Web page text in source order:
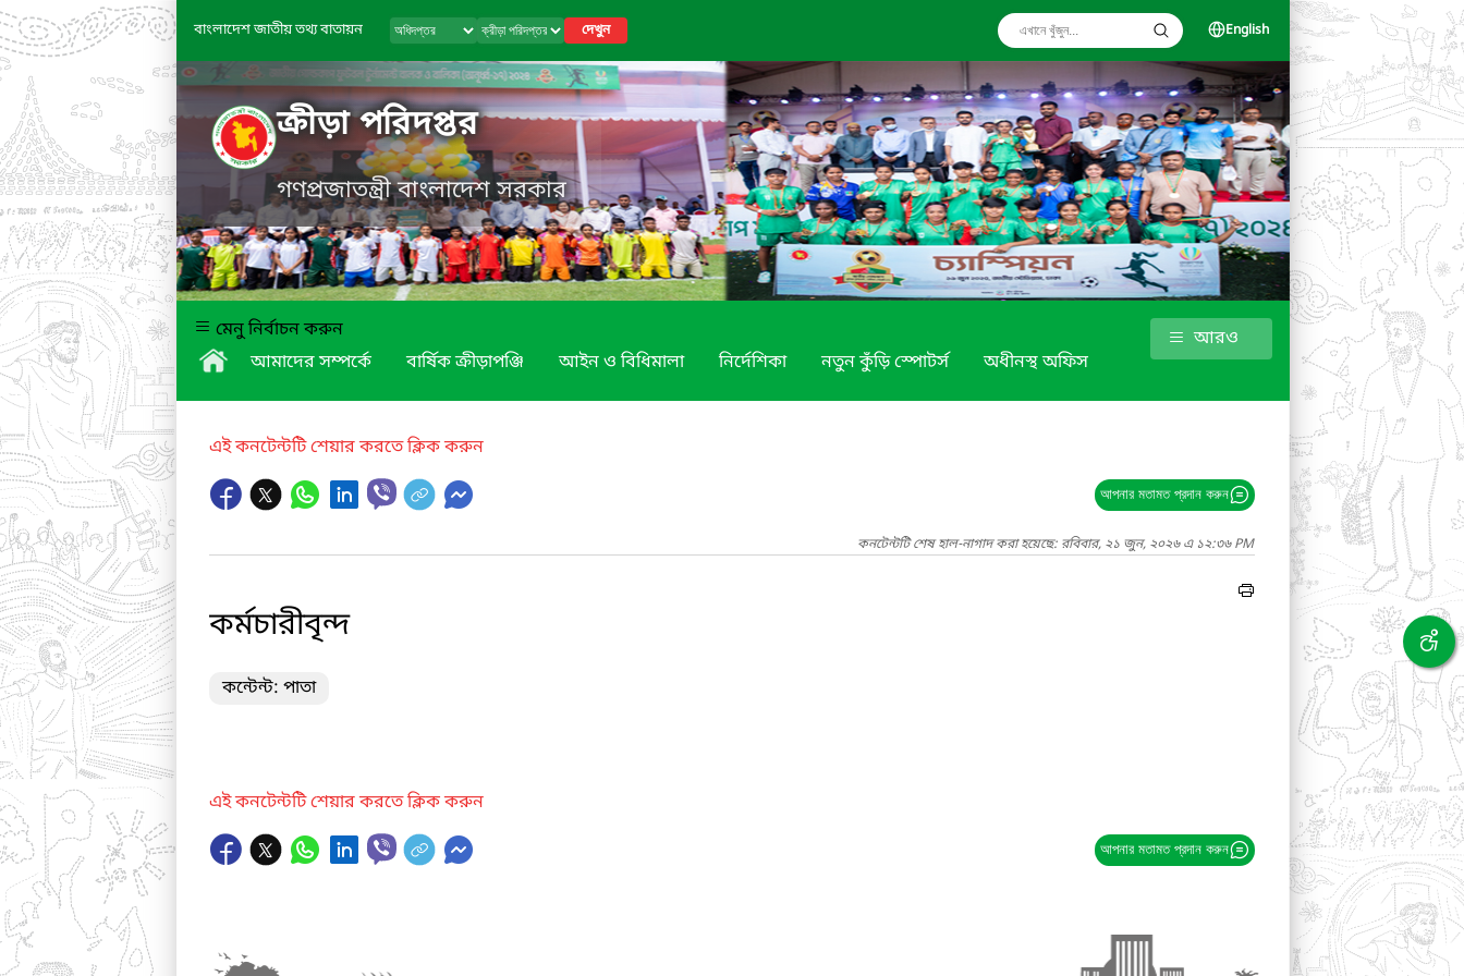
বাংলাদেশ জাতীয় তথ্য বাতায়ন দেখুন English
ক্রীড়া পরিদপ্তর
গণপ্রজাতন্ত্রী বাংলাদেশ সরকার
মেনু নির্বাচন করুন
আমাদের সম্পর্কে
বার্ষিক ক্রীড়াপঞ্জি আইন ও বিধিমালা নির্দেশিকা নতুন কুঁড়ি স্পোটর্স অধীনস্থ অফিস
আরও
এই কনটেন্টটি শেয়ার করতে ক্লিক করুন
আপনার মতামত প্রদান করুন
কনটেন্টটি শেষ হাল-নাগাদ করা হয়েছে: রবিবার, ২১ জুন, ২০২৬ এ ১২:৩৬ PM
কর্মচারীবৃন্দ
কন্টেন্ট: পাতা
এই কনটেন্টটি শেয়ার করতে ক্লিক করুন
আপনার মতামত প্রদান করুন